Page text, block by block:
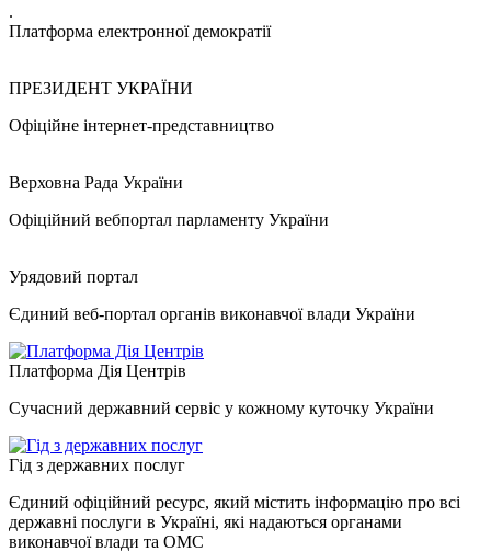
.
Платформа електронної демократії
ПРЕЗИДЕНТ УКРАЇНИ
Офіційне інтернет-представництво
Верховна Рада України
Офіційний вебпортал парламенту України
Урядовий портал
Єдиний веб-портал органів виконавчої влади України
Платформа Дія Центрів
Сучасний державний сервіс у кожному куточку України
Гід з державних послуг
Єдиний офіційний ресурс, який містить інформацію про всі
державні послуги в Україні, які надаються органами
виконавчої влади та ОМС